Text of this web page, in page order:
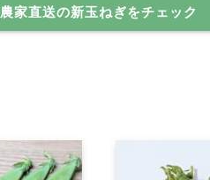
農家直送の新玉ねぎをチェック